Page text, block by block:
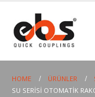
HOME ÜRÜNLER
SU SERISI OTOMATIK